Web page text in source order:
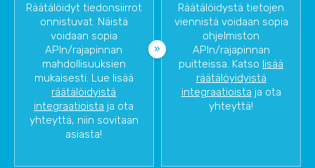
Räätälöidyt tiedonsiirrot
onnistuvat. Näistä
voidaan sopia
APIn/rajapinnan
mahdollisuuksien
mukaisesti. Lue lisää
räätälöidyistä
integraatioista ja ota
yhteyttä, niin sovitaan
asiasta!
Räätälöidystä tietojen
viennistä voidaan sopia
ohjelmiston
APIn/rajapinnan
puitteissa. Katso lisää
räätälöyidyistä
integraatioista ja ota
yhteyttä!